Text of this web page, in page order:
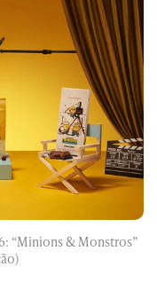
“Minions & Monstros”